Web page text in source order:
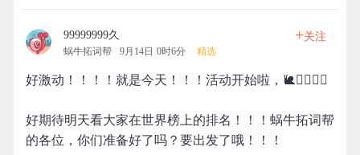
99999999久
蜗牛拓词帮 9月14日 0时6分 精选
+关注
好激动！！！！就是今天！！！活动开始啦，🐌🧗‍♀️🧗‍♂️
好期待明天看大家在世界榜上的排名！！！蜗牛拓词帮
的各位，你们准备好了吗？要出发了哦！！！